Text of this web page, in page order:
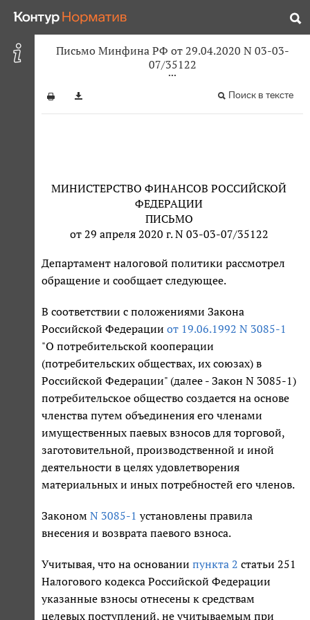
Письмо Минфина РФ от 29.04.2020 N 03-03-
07/35122
Поиск в тексте
МИНИСТЕРСТВО ФИНАНСОВ РОССИЙСКОЙ
ФЕДЕРАЦИИ
ПИСЬМО
от 29 апреля 2020 г. N 03-03-07/35122
Департамент налоговой политики рассмотрел
обращение и сообщает следующее.
В соответствии с положениями Закона
Российской Федерации от 19.06.1992 N 3085-1
"О потребительской кооперации
(потребительских обществах, их союзах) в
Российской Федерации" (далее - Закон N 3085-1)
потребительское общество создается на основе
членства путем объединения его членами
имущественных паевых взносов для торговой,
заготовительной, производственной и иной
деятельности в целях удовлетворения
материальных и иных потребностей его членов.
Законом N 3085-1 установлены правила
внесения и возврата паевого взноса.
Учитывая, что на основании пункта 2 статьи 251
Налогового кодекса Российской Федерации
указанные взносы отнесены к средствам
целевых поступлений, не учитываемым при